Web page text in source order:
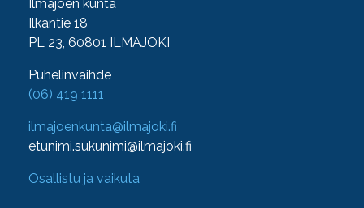
Ilmajoen kunta
Ilkantie 18
PL 23, 60801 ILMAJOKI
Puhelinvaihde
(06) 419 1111
ilmajoenkunta@ilmajoki.fi
etunimi.sukunimi@ilmajoki.fi
Osallistu ja vaikuta